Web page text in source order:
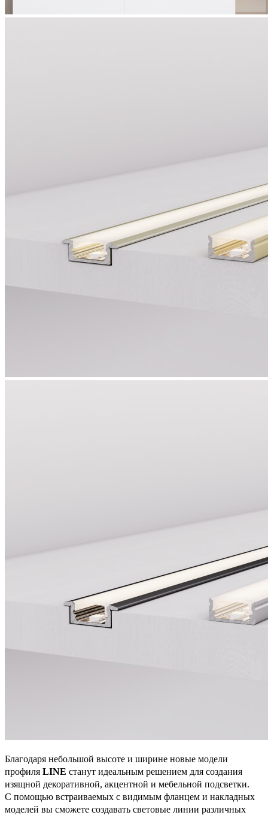
Благодаря небольшой высоте и ширине новые модели
профиля LINE станут идеальным решением для создания
изящной декоративной, акцентной и мебельной подсветки.
С помощью встраиваемых с видимым фланцем и накладных
моделей вы сможете создавать световые линии различных